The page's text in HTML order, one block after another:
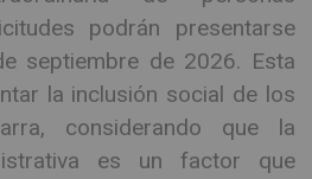
podrán presentarse
septiembre de 2026. Esta
la inclusión social de los
considerando que la
es un factor que